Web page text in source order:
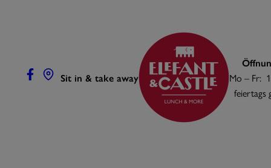
Sit in & take away
Mo – Fr:
feiertags